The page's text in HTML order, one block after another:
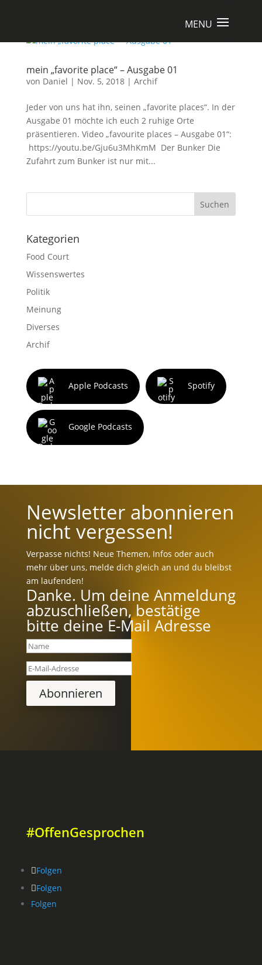
mein „favorite place“ – Ausgabe 01
von Daniel | Nov. 5, 2018| Archif
Jeder von uns hat ihn, seinen „favorite places“. In der
Ausgabe 01 möchte ich euch 2 ruhige Orte
präsentieren. Video „favourite places – Ausgabe 01“:
https://youtu.be/Gju6u3MhKmM Der Bunker Die
Zufahrt zum Bunker ist nur mit...
Suchen
Kategorien
Food Court
Wissenswertes
Politik
Meinung
Diverses
Archif
Apple Podcasts Spotify
Google Podcasts
Newsletter abonnieren
nicht vergessen!
Verpasse nichts! Neue Themen, Infos oder auch
mehr über uns, melde dich gleich an und du bleibst
am laufenden!
Danke. Um deine Anmeldung
abzuschließen, bestätige
bitte deine E-Mail Adresse
Abonnieren
#OffenGesprochen
Folgen
Folgen
Folgen